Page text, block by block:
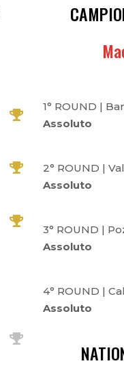
1° ROUND |
Assoluto
2° ROUND |
Assoluto
3° ROUND |
Assoluto
4° ROUND |
Assoluto